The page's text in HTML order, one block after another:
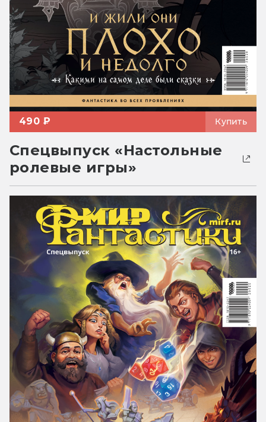
490 ₽ Купить
Спецвыпуск «Настольные
ролевые игры»